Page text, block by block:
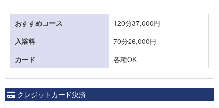
おすすめコース
120分37,000円
入浴料
70分26,000円
カード
各種OK
クレジットカード決済